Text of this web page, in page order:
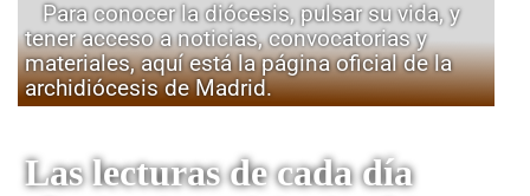
Para conocer la diócesis, pulsar su vida, y
tener acceso a noticias, convocatorias y
materiales, aquí está la página oficial de la
archidiócesis de Madrid.
Las lecturas de cada día